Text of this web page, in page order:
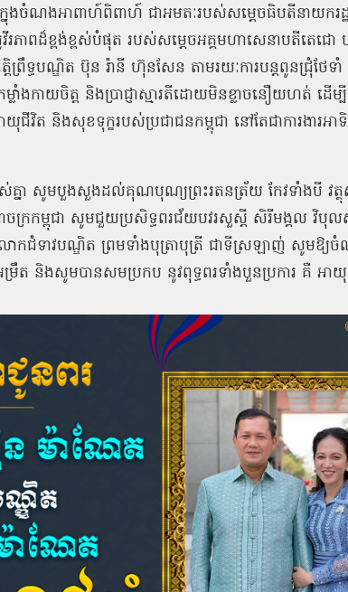
ចំណងអាពាហ៍ពិពាហ៍ ជាអមតៈរបស់សម្តេចធិបតីនាយករដ្
វីរភាពដ៏ខ្ពង់ខ្ពស់បំផុត របស់សម្តេចអគ្គមហាសេនាបតីតេ
តិព្រឹទ្ធបណ្ឌិត ប៊ុន រ៉ានី ហ៊ុនសែន តាមរយៈការបន្តពូនជ្រុំថែទាំ
ងកាយចិត្ត និងប្រាជ្ញាស្មារតីដោយមិនខ្លាចនឿយហត់ ដើម្
ជីវិត និងសុខទុក្ខរបស់ប្រជាជនកម្ពុជា នៅតែជាការងារអា
អស់គ្នា សូមបួងសួងដល់គុណបុណ្យព្រះរតនត្រ័យ កែវទាំងបី វត្ថុ
ាចក្រកម្ពុជា សូមជួយប្រសិទ្ធពរជ័យបវរសួស្តី សិរីមង្គល វិ
លោកជំទាវបណ្ឌិត ព្រមទាំងបុត្រាបុត្រី ជាទីស្រឡាញ់ សូមឱ្
ម្រឹត និងសូមបានសមប្រកប នូវពុទ្ធពរទាំងបួនប្រការ គឺ អា